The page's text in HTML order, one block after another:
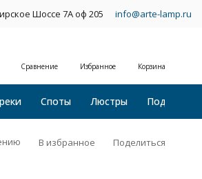
Шоссе 7А оф 205 info@arte-lamp.ru
Сравнение Избранное Корзина
Споты Люстры Подвесные
В избранное Поделиться